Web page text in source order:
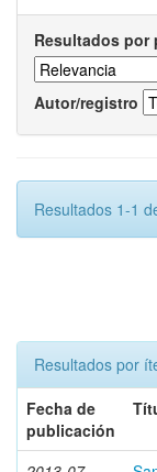
Resultados por
Autor/registro
Resultados 1-1
Resultados por
Fecha de
publicación